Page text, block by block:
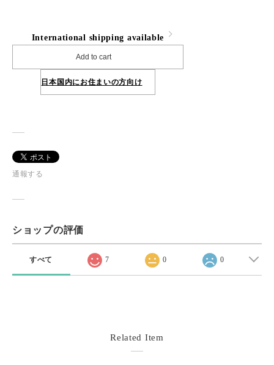
International shipping available
Add to cart
日本国内にお住まいの方向け
通報する
ショップの評価
すべて 7 0 0
Related Item